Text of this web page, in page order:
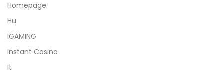
Homepage
Hu
IGAMING
Instant Casino
It